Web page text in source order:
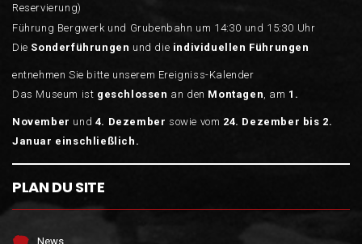
Reservierung)
Führung Bergwerk und Grubenbahn um 14:30 und 15:30 Uhr
Die Sonderführungen und die individuellen Führungen
entnehmen Sie bitte unserem Ereigniss-Kalender
Das Museum ist geschlossen an den Montagen, am 1.
November und 4. Dezember sowie vom 24. Dezember bis 2.
Januar einschließlich.
PLAN DU SITE
News